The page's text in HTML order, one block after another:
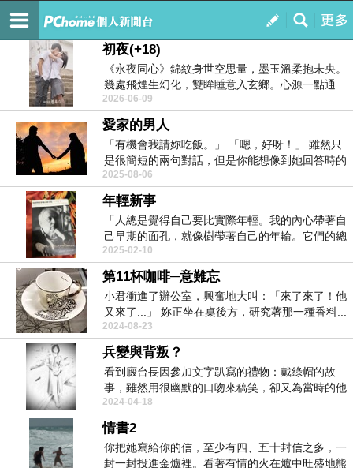
我的
訂閱
覺，有情
初夜(+18)
《永夜同心》​錦紋身世空思量，墨玉溫柔抱未央。
幾處飛煙生幻化，雙眸睡意入玄鄉。心源一點通
丹...
2026-06-09
愛家的男人
「有機會我請妳吃飯。」 「嗯，好呀！」 雖然只
是很簡短的兩句對話，但是你能想像到她回答時的
欣...
2025-08-06
年輕新事
「人總是覺得自己要比實際年輕。我的內心帶著自
己早期的面孔，就像樹帶著自己的年輪。它們的總
和...
2025-02-10
第11杯咖啡─意難忘
小君衝進了辦公室，興奮地大叫：「來了來了！他
又來了...」 妳正坐在桌後方，研究著那一種香料...
2024-08-23
兵變與背叛？
看到廄台長因參加文字趴寫的禮物：戴綠帽的故
事，雖然用很幽默的口吻來稿笑，卻又為當時的他
覺得心疼。...
2024-04-18
情書2
你把她寫給你的信，至少有四、五十封信之多，一
封一封投進金爐裡。看著有情的火在爐中旺盛地熊